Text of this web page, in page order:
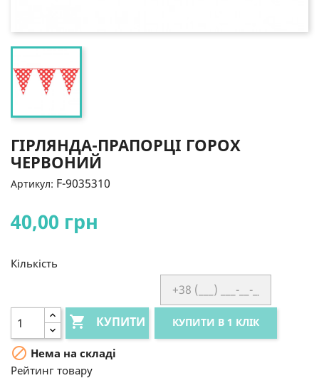
ГІРЛЯНДА-ПРАПОРЦІ ГОРОХ
ЧЕРВОНИЙ
Артикул: F-9035310
40,00 грн
Кількість
 КУПИТИ КУПИТИ В 1 КЛІК
 Нема на складі
Рейтинг товару